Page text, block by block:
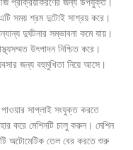
সময় শ্রম দুটোই সাশ্রয় করে।
দুর্ঘটনার সম্ভাবনা কমে যায়।
উৎপাদন নিশ্চিত করে।
জন্য বহুমুখিতা নিয়ে আসে।
পাওয়ার সাপ্লাই সংযুক্ত করতে
করে মেশিনটি চালু করুন। মেশিন
অটোমেটিক তেল বের করতে শুরু